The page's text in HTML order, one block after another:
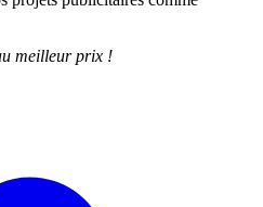
meilleur prix !